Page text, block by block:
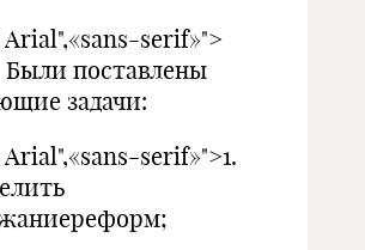
Arial",«sans-serif»">
поставлены
задачи:
serif»">1.